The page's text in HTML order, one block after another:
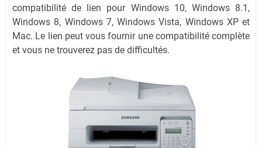
compatibilité de lien pour Windows 10, Windows 8.1,
Windows 8, Windows 7, Windows Vista, Windows XP et
Mac. Le lien peut vous fournir une compatibilité complète
et vous ne trouverez pas de difficultés.